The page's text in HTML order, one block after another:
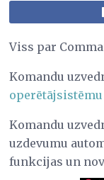
Viss par
Komandu
operētājsistēmu
Komandu
uzdevumu
funkcijas un